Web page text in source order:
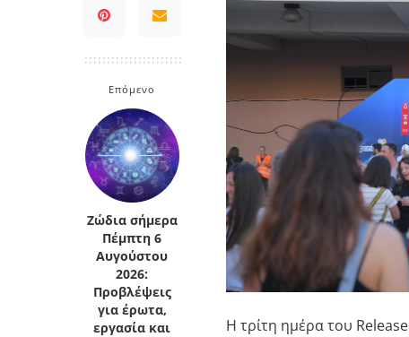
Κρήτη
Πελοπόννησος
Επόμενο
Ζώδια σήμερα
Πέμπτη 6
Αυγούστου
2026:
Προβλέψεις
για έρωτα,
εργασία και
Η τρίτη ημέρα του Release